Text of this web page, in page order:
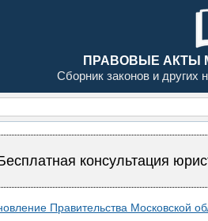
ПРАВОВЫЕ АКТЫ
Сборник законов и других
консультация
Правительства Московской